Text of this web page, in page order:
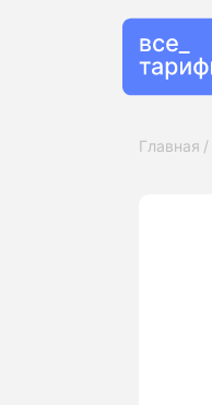
Главная